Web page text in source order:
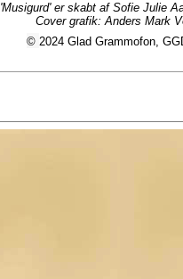
'Musigurd' er skabt af Sofie Julie
Cover grafik: Anders Mark
© 2024 Glad Grammofon,